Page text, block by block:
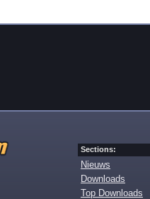
Sections:
Nieuws
Downloads
Top Downloads